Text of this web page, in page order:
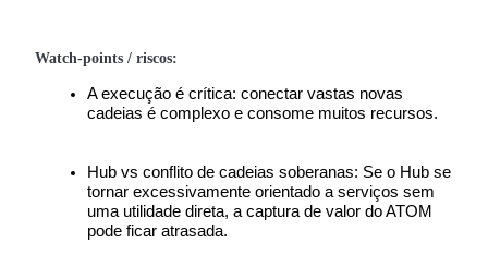
Watch-points / riscos:
A execução é crítica: conectar vastas novas
cadeias é complexo e consome muitos recursos.
Hub vs conflito de cadeias soberanas: Se o Hub se
tornar excessivamente orientado a serviços sem
uma utilidade direta, a captura de valor do ATOM
pode ficar atrasada.